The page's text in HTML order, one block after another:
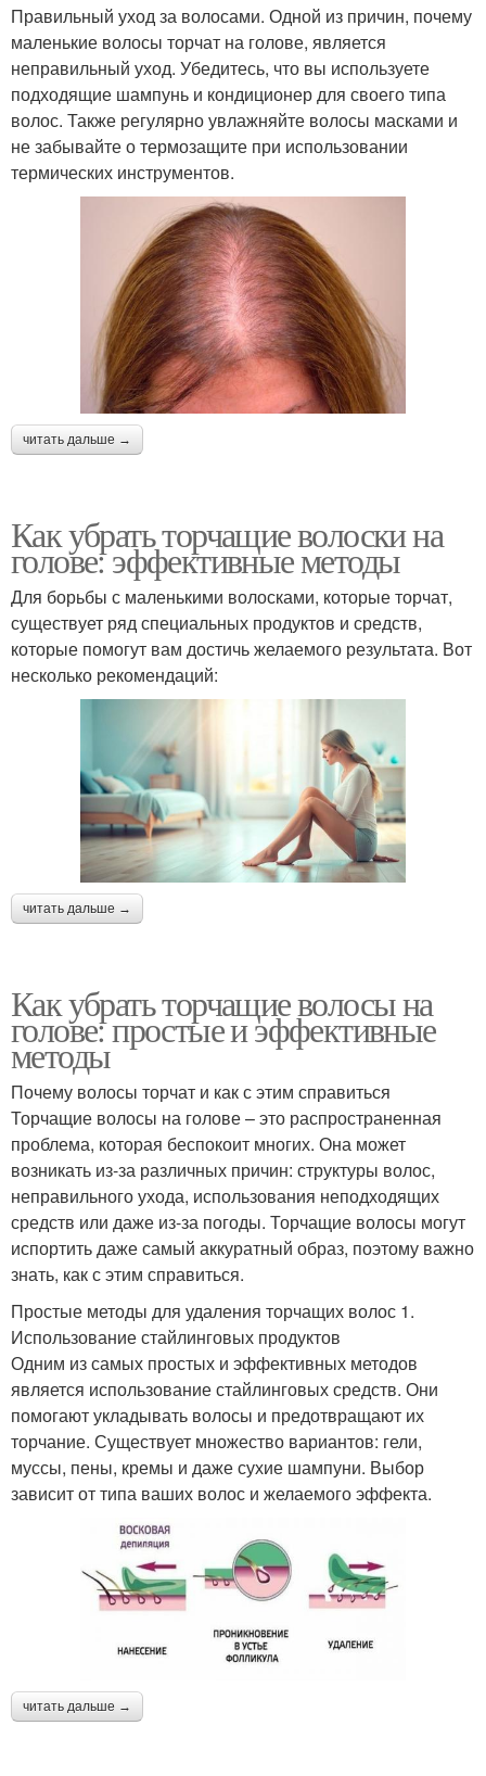
Правильный уход за волосами. Одной из причин, почему
маленькие волосы торчат на голове, является
неправильный уход. Убедитесь, что вы используете
подходящие шампунь и кондиционер для своего типа
волос. Также регулярно увлажняйте волосы масками и
не забывайте о термозащите при использовании
термических инструментов.
читать дальше →
Как убрать торчащие волоски на
голове: эффективные методы
Для борьбы с маленькими волосками, которые торчат,
существует ряд специальных продуктов и средств,
которые помогут вам достичь желаемого результата. Вот
несколько рекомендаций:
читать дальше →
Как убрать торчащие волосы на
голове: простые и эффективные
методы
Почему волосы торчат и как с этим справиться
Торчащие волосы на голове – это распространенная
проблема, которая беспокоит многих. Она может
возникать из-за различных причин: структуры волос,
неправильного ухода, использования неподходящих
средств или даже из-за погоды. Торчащие волосы могут
испортить даже самый аккуратный образ, поэтому важно
знать, как с этим справиться.
Простые методы для удаления торчащих волос 1.
Использование стайлинговых продуктов
Одним из самых простых и эффективных методов
является использование стайлинговых средств. Они
помогают укладывать волосы и предотвращают их
торчание. Существует множество вариантов: гели,
муссы, пены, кремы и даже сухие шампуни. Выбор
зависит от типа ваших волос и желаемого эффекта.
читать дальше →